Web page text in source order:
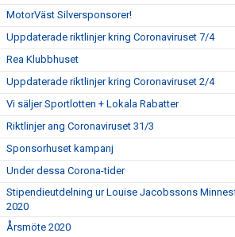
MotorVäst Silversponsorer!
Uppdaterade riktlinjer kring Coronaviruset 7/4
Rea Klubbhuset
Uppdaterade riktlinjer kring Coronaviruset 2/4
Vi säljer Sportlotten + Lokala Rabatter
Riktlinjer ang Coronaviruset 31/3
Sponsorhuset kampanj
Under dessa Corona-tider
Stipendieutdelning ur Louise Jacobssons
2020
Årsmöte 2020